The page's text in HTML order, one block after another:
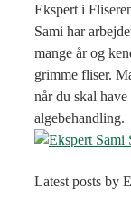
Ekspert i
Sami har
mange år og
grimme fliser.
når du skal
algebehandling.
Latest posts by